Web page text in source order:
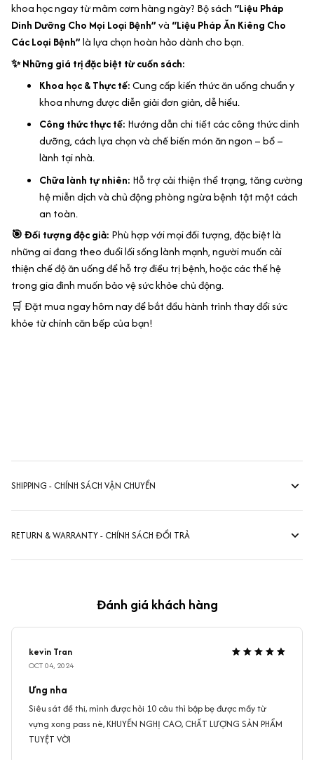
khoa học ngay từ mâm cơm hàng ngày? Bộ sách “Liệu Pháp
Dinh Dưỡng Cho Mọi Loại Bệnh”và “Liệu Pháp Ăn Kiêng Cho
Các Loại Bệnh”là lựa chọn hoàn hảo dành cho bạn.
✨ Những giá trị đặc biệt từ cuốn sách:
Khoa học & Thực tế:Cung cấp kiến thức ăn uống chuẩn y
khoa nhưng được diễn giải đơn giản, dễ hiểu.
Công thức thực tế: Hướng dẫn chi tiết các công thức dinh
dưỡng, cách lựa chọn và chế biến món ăn ngon – bổ –
lành tại nhà.
Chữa lành tự nhiên: Hỗ trợ cải thiện thể trạng, tăng cường
hệ miễn dịch và chủ động phòng ngừa bệnh tật một cách
an toàn.
🎯 Đối tượng độc giả: Phù hợp với mọi đối tượng, đặc biệt là
những ai đang theo đuổi lối sống lành mạnh, người muốn cải
thiện chế độ ăn uống để hỗ trợ điều trị bệnh, hoặc các thế hệ
trong gia đình muốn bảo vệ sức khỏe chủ động.
🛒 Đặt mua ngay hôm nay để bắt đầu hành trình thay đổi sức
khỏe từ chính căn bếp của bạn!
SHIPPING - CHÍNH SÁCH VẬN CHUYỂN
RETURN & WARRANTY - CHÍNH SÁCH ĐỔI TRẢ
Đánh giá khách hàng
kevin Tran
OCT 04, 2024
Ưng nha
Siêu sát đề thi, mình được hỏi 10 câu thì bập bẹ được mấy từ
vựng xong pass nè, KHUYẾN NGHỊ CAO, CHẤT LƯỢNG SẢN PHẨM
TUYỆT VỜI